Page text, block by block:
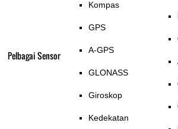
Pelbagai Sensor
Kompas
GPS
A-GPS
GLONASS
Giroskop
Kedekatan